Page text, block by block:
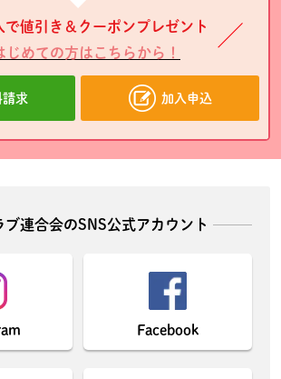
で値引き＆クーポンプレゼント
じめての方はこちらから！
請求 加入申込
ブ連合会のSNS公式アカウント
Facebook